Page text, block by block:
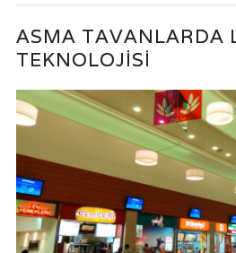
ASMA TAVANLARDA
TEKNOLOJISI